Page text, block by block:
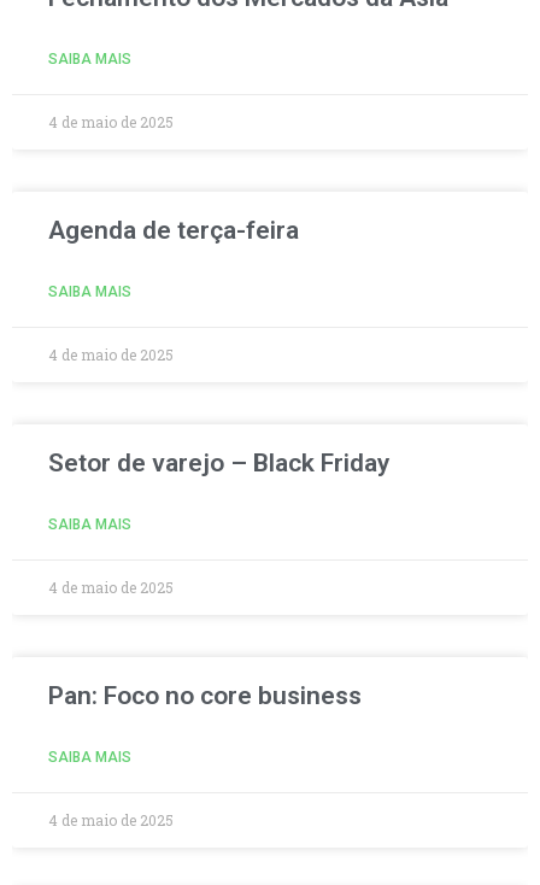
SAIBA MAIS
4 de maio de 2025
Agenda de terça-feira
SAIBA MAIS
4 de maio de 2025
Setor de varejo – Black Friday
SAIBA MAIS
4 de maio de 2025
Pan: Foco no core business
SAIBA MAIS
4 de maio de 2025